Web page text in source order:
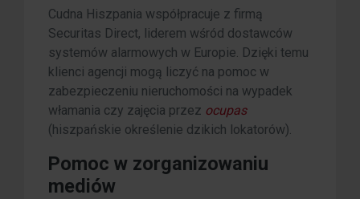
Cudna Hiszpania współpracuje z firmą
Securitas Direct, liderem wśród dostawców
systemów alarmowych w Europie. Dzięki temu
klienci agencji mogą liczyć na pomoc w
zabezpieczeniu nieruchomości na wypadek
włamania czy zajęcia przez ocupas
(hiszpańskie określenie dzikich lokatorów).
Pomoc w zorganizowaniu
mediów